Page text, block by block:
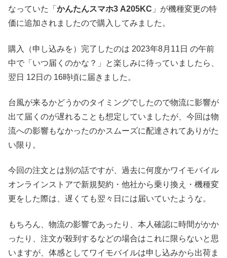
なっていた「 かんたんスマホ3 A205KC 」が機種変更の特
価に追加されましたので購入してみました。
購入（申し込みを）完了したのは 2023年8月11日 の午前
中で「いつ届くのかな？」と楽しみに待っていましたら、
翌日 12日の 16時頃に届きました。
台風が来るかどうかのタイミングでしたので物流に影響が
出て届くのが遅れることも想定していましたが、今回は物
流への影響もなかったのかスムーズに配達されてありがた
い限り。
今回の注文とは別の話ですが、過去に何度かワイモバイル
オンラインストアで新規契約・他社から乗り換え・機種変
更をした際は、遅くても翌々日には届いていたような。
もちろん、物流の影響であったり、本人確認に時間がかか
ったり、注文が殺到するなどの場合はこれに限らないと思
いますが、体感としてワイモバイルは申し込みから出荷ま